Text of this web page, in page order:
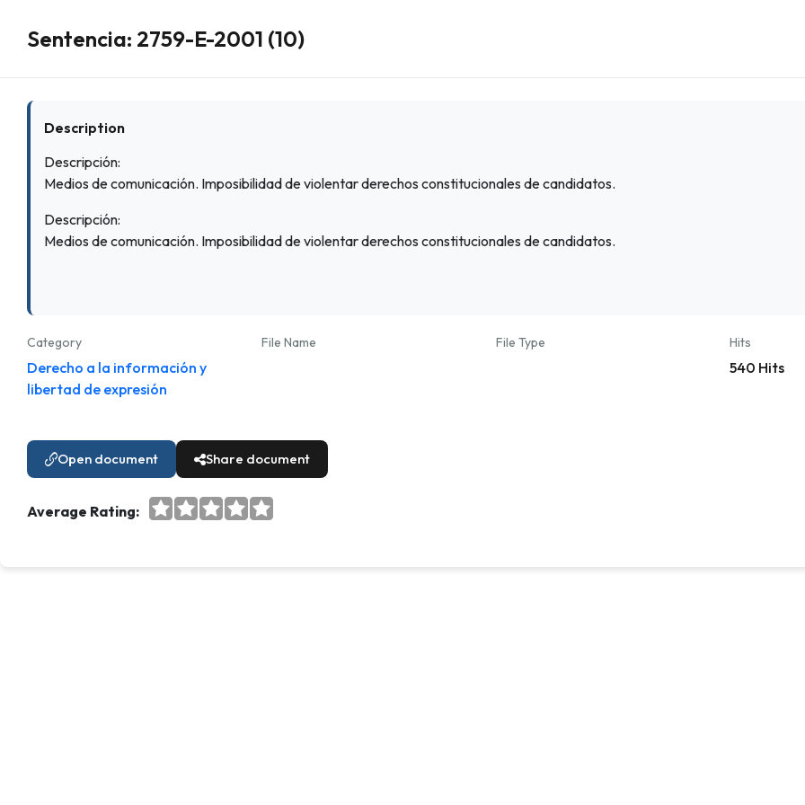
Sentencia: 2759-E-2001 (10)
Description
Descripción:
Medios de comunicación. Imposibilidad de violentar derechos constitucionales de candidatos.
Descripción:
Medios de comunicación. Imposibilidad de violentar derechos constitucionales de candidatos.
Category
Derecho a la información y
libertad de expresión
File Name File Type Hits
540 Hits
Open document Share document
Average Rating: